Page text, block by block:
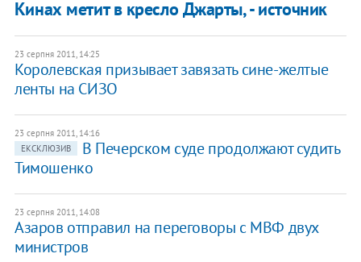
Кинах метит в кресло Джарты, - источник
23 серпня 2011, 14:25
Королевская призывает завязать сине-желтые
ленты на СИЗО
23 серпня 2011, 14:16
ЕКСКЛЮЗИВ
В Печерском суде продолжают судить
Тимошенко
23 серпня 2011, 14:08
Азаров отправил на переговоры с МВФ двух
министров